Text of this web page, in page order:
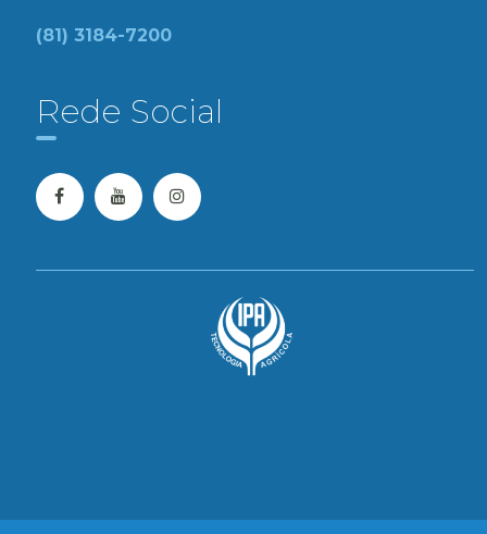
(81) 3184-7200
Rede Social